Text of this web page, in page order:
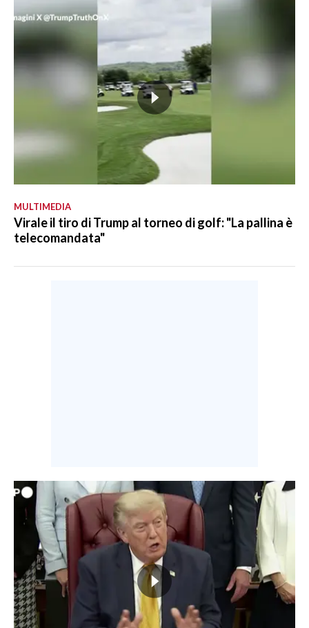
MULTIMEDIA
Virale il tiro di Trump al torneo di golf: "La pallina è
telecomandata"